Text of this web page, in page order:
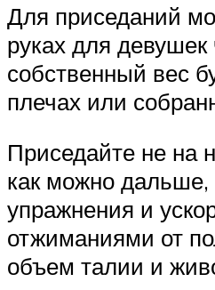
Для приседаний
руках для
собственный вес
плечах или
Приседайте не на
как можно
упражнения и
отжиманиями от
объем талии и